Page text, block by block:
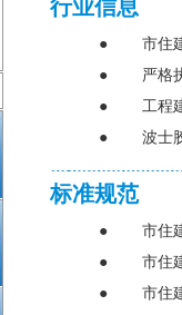
行业信息
市住
●
严格
●
工程
●
波士
●
标准规范
市住
●
市住
●
市住
●